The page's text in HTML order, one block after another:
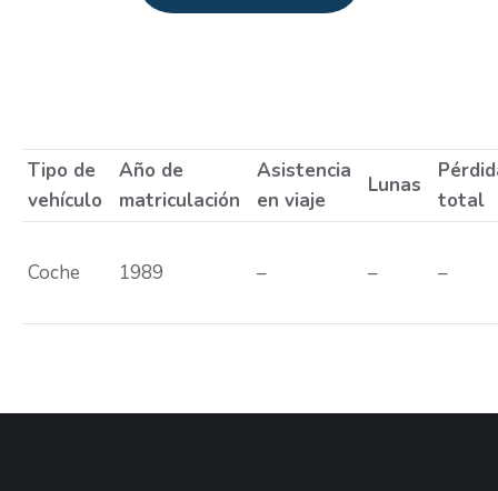
Tipo de
vehículo
Año de
matriculación
Asistencia
en viaje
Lunas
total
Coche 1989 – – –